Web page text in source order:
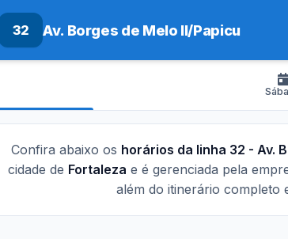
32 Av. Borges de Melo II/Papicu
Confira abaixo os horários da linha 32 - Av.
cidade de Fortaleza e é gerenciada pela
além do itinerário completo